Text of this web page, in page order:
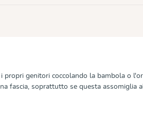
propri genitori coccolando la bambola o
fascia, soprattutto se questa assomiglia